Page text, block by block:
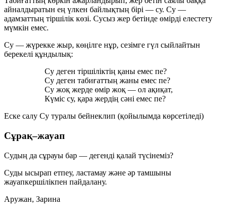
айналдыратын ең үлкен байлықтың бірі — су. Су —
адамзаттың тіршілік көзі. Сусыз жер бетінде өмірді елестету
мүмкін емес.
Су — жүрекке жыр, көңілге нұр, сезімге гүл сыйлайтын
берекелі құндылық:
Су деген тіршіліктің қаны емес пе?
Су деген табиғаттың жаны емес пе?
Су жоқ жерде өмір жоқ — ол ақиқат,
Күміс су, қара жердің сәні емес пе?
Еске салу Су туралы бейнеклип (қойылымда көрсетіледі)
Сұрақ–жауап
Судың да сұрауы бар — дегенді қалай түсінеміз?
Суды ысырап етпеу, ластамау және әр тамшыны
жауапкершілікпен пайдалану.
Аружан, Зарина